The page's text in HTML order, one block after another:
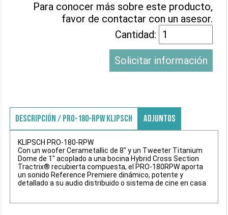
Para conocer más sobre este producto,
favor de contactar con un asesor.
Cantidad:
Solicitar información
DESCRIPCIÓN / PRO-180-RPW KLIPSCH ADJUNTOS
KLIPSCH PRO-180-RPW
Con un woofer Cerametallic de 8" y un Tweeter Titanium
Dome de 1" acoplado a una bocina Hybrid Cross Section
Tractrix® recubierta compuesta, el PRO-180RPW aporta
un sonido Reference Premiere dinámico, potente y
detallado a su audio distribuido o sistema de cine en casa.